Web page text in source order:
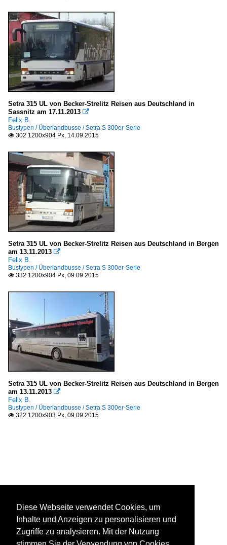
Setra 315 UL von Becker-Strelitz Reisen aus Deutschland in
Sassnitz am 17.11.2013 
Felix B.
Bustypen / Überlandbusse / Setra S 300er-Serie
 302 1200x904 Px, 14.09.2015
Setra 315 UL von Becker-Strelitz Reisen aus Deutschland in Bergen
am 13.11.2013 
Felix B.
Bustypen / Überlandbusse / Setra S 300er-Serie
 332 1200x904 Px, 09.09.2015
Setra 315 UL von Becker-Strelitz Reisen aus Deutschland in Bergen
am 13.11.2013 
Felix B.
Bustypen / Überlandbusse / Setra S 300er-Serie
 322 1200x903 Px, 09.09.2015
Diese Webseite verwendet Cookies, um
Inhalte und Anzeigen zu personalisieren und
Zugriffe zu analysieren. Mit der Nutzung